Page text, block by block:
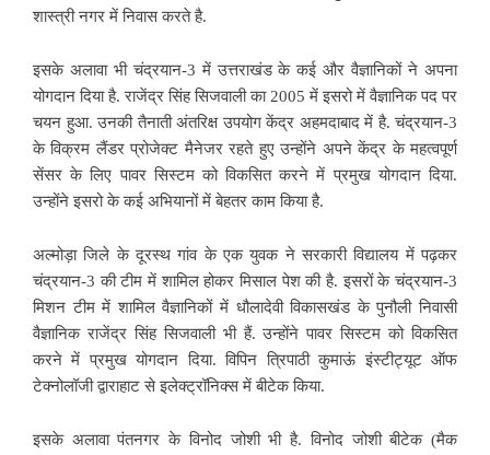
शास्त्री नगर में निवास करते है.
इसके अलावा भी चंद्रयान-3 में उत्तराखंड के कई और वैज्ञानिकों ने अपना
योगदान दिया है. राजेंद्र सिंह सिजवाली का 2005 में इसरो में वैज्ञानिक पद पर
चयन हुआ. उनकी तैनाती अंतरिक्ष उपयोग केंद्र अहमदाबाद में है. चंद्रयान-3
के विक्रम लैंडर प्रोजेक्ट मैनेजर रहते हुए उन्होंने अपने केंद्र के महत्वपूर्ण
सेंसर के लिए पावर सिस्टम को विकसित करने में प्रमुख योगदान दिया.
उन्होंने इसरो के कई अभियानों में बेहतर काम किया है.
अल्मोड़ा जिले के दूरस्थ गांव के एक युवक ने सरकारी विद्यालय में पढ़कर
चंद्रयान-3 की टीम में शामिल होकर मिसाल पेश की है. इसरों के चंद्रयान-3
मिशन टीम में शामिल वैज्ञानिकों में धौलादेवी विकासखंड के पुनौली निवासी
वैज्ञानिक राजेंद्र सिंह सिजवाली भी हैं. उन्होंने पावर सिस्टम को विकसित
करने में प्रमुख योगदान दिया. विपिन त्रिपाठी कुमाऊं इंस्टीट्यूट ऑफ
टेक्नोलॉजी द्वाराहाट से इलेक्ट्रॉनिक्स में बीटेक किया.
इसके अलावा पंतनगर के विनोद जोशी भी है. विनोद जोशी बीटेक (मैक